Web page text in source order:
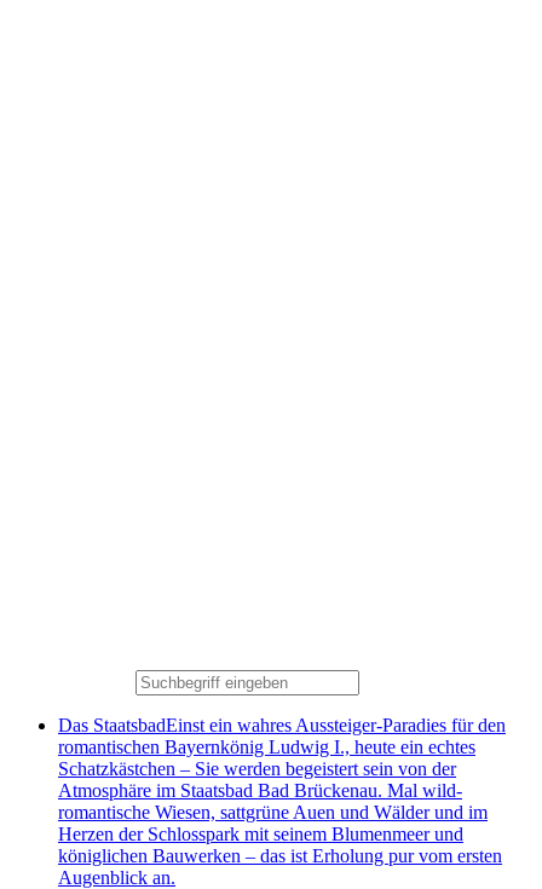
Das StaatsbadEinst ein wahres Aussteiger-Paradies für den
romantischen Bayernkönig Ludwig I., heute ein echtes
Schatzkästchen – Sie werden begeistert sein von der
Atmosphäre im Staatsbad Bad Brückenau. Mal wild-
romantische Wiesen, sattgrüne Auen und Wälder und im
Herzen der Schlosspark mit seinem Blumenmeer und
königlichen Bauwerken – das ist Erholung pur vom ersten
Augenblick an.